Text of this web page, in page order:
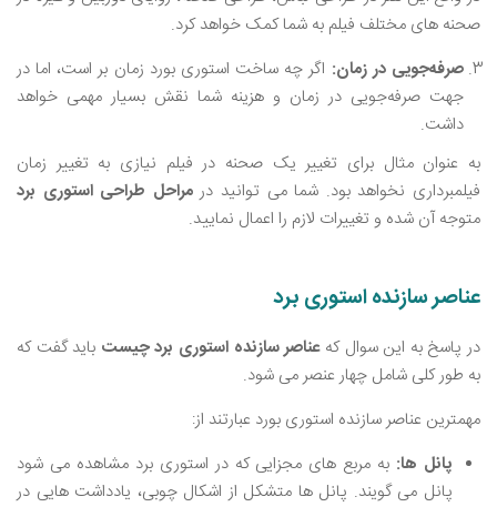
صحنه ‌های مختلف فیلم به شما کمک خواهد کرد.
صرفه‌جویی در زمان: اگر چه ساخت استوری بورد زمان بر است، اما در
جهت صرفه‌جویی در زمان و هزینه شما نقش بسیار مهمی خواهد
داشت.
به عنوان مثال برای تغییر یک صحنه در فیلم نیازی به تغییر زمان
فیلمبرداری نخواهد بود. شما می ‌توانید درمراحل طراحی استوری برد
متوجه آن شده و تغییرات لازم را اعمال نمایید.
عناصر سازنده استوری برد‌
در پاسخ به این سوال کهعناصر سازنده استوری برد چیست باید گفت که
به طور کلی شامل چهار عنصر می ‌شود.
مهمترین عناصر سازنده استوری بورد عبارتند از:
پانل ها: به مربع ‌های مجزایی که در استوری برد مشاهده می ‌شود
پانل می‌ گویند. پانل ‌ها متشکل از اشکال چوبی، یادداشت ‌هایی در